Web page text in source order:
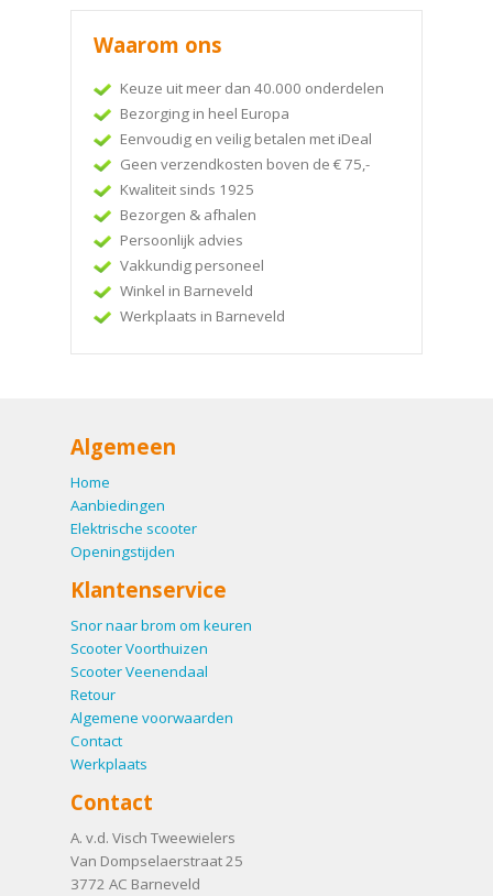
Waarom ons
Keuze uit meer dan 40.000 onderdelen
Bezorging in heel Europa
Eenvoudig en veilig betalen met iDeal
Geen verzendkosten boven de € 75,-
Kwaliteit sinds 1925
Bezorgen & afhalen
Persoonlijk advies
Vakkundig personeel
Winkel in Barneveld
Werkplaats in Barneveld
Algemeen
Home
Aanbiedingen
Elektrische scooter
Openingstijden
Klantenservice
Snor naar brom om keuren
Scooter Voorthuizen
Scooter Veenendaal
Retour
Algemene voorwaarden
Contact
Werkplaats
Contact
A. v.d. Visch Tweewielers
Van Dompselaerstraat 25
3772 AC Barneveld